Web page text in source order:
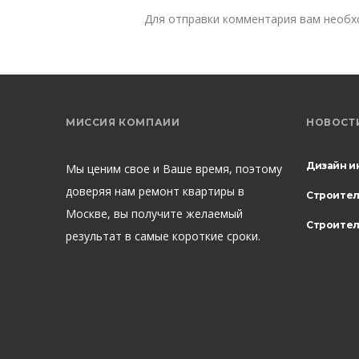
Для отправки комментария вам
МИССИЯ КОМПАИИ
Мы ценим свое и Ваше время, поэтому
доверяя нам ремонт квартиры в
Москве, вы получите желаемый
результат в самые короткие сроки.
Дизайн